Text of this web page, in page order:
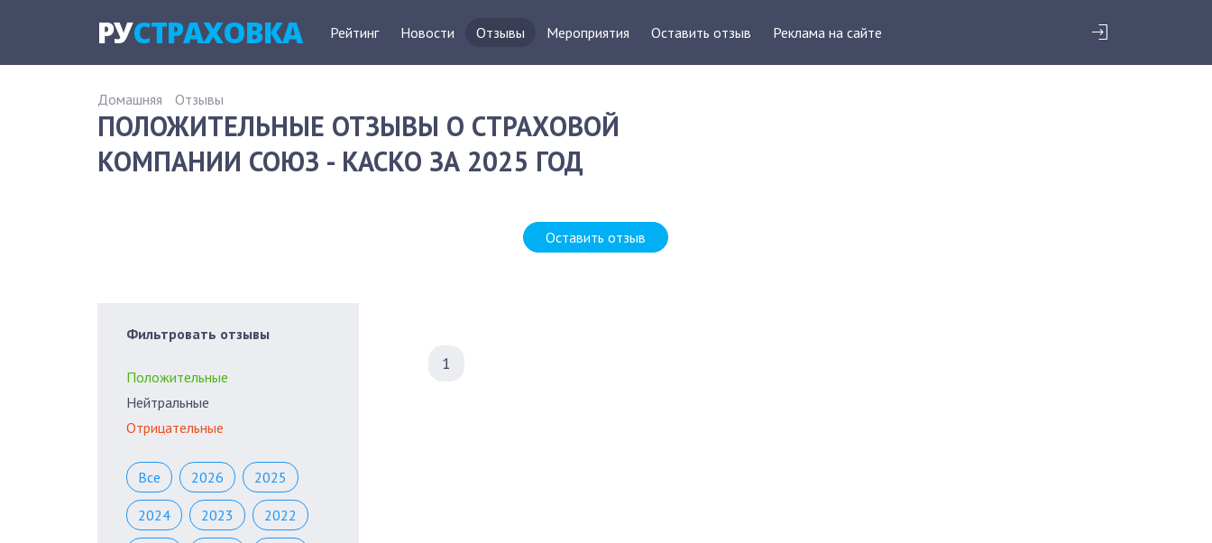
РУСТРАХОВКА Рейтинг Новости Отзывы Мероприятия Оставить отзыв Реклама на сайте
Домашняя Отзывы
ПОЛОЖИТЕЛЬНЫЕ ОТЗЫВЫ О СТРАХОВОЙ
КОМПАНИИ СОЮЗ - КАСКО ЗА 2025 ГОД
Оставить отзыв
1
Фильтровать отзывы
Положительные
Нейтральные
Отрицательные
Все 2026 2025
2024 2023 2022